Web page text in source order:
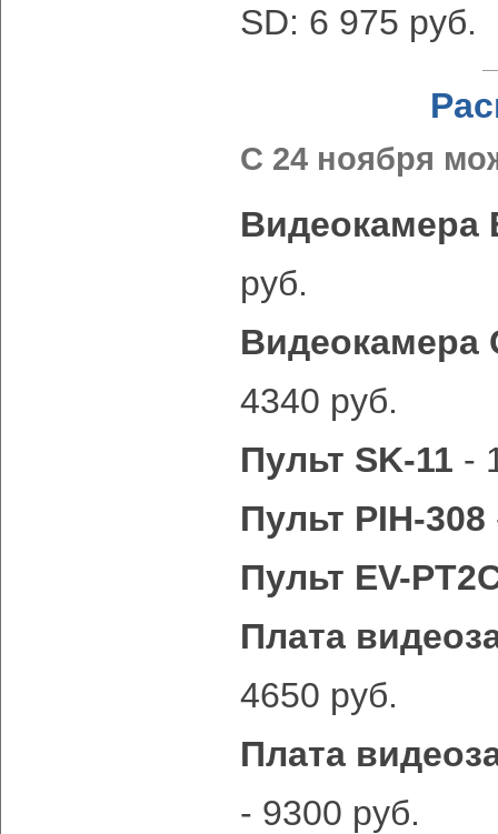
SD: 6 975 руб.
С 24 ноября
Видеокамера
руб.
Видеокамера
4340 руб.
Пульт SK-11 -
Пульт PIH-308
Пульт EV-
Плата
4650 руб.
Плата
- 9300 руб.